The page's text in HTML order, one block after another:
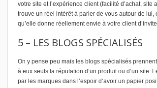
votre site et l’expérience client (facilité d’achat,
trouve un réel intérêt à parler de vous autour de
qu’elle donne réellement envie à votre client
5 – LES BLOGS SPÉCIALISÉS
On y pense peu mais les blogs spécialisés
à eux seuls la réputation d’un produit ou d’un site.
par les marques dans l’espoir d’avoir un papier